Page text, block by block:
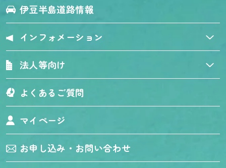
伊豆半島道路情報
インフォメーション
法人等向け
よくあるご質問
マイページ
お申し込み・お問い合わせ